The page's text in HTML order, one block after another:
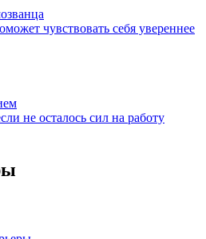
чувствовать себя увереннее
не осталось сил на работу